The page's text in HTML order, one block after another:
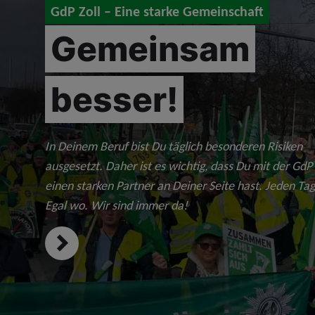
GdP Zoll – Eine starke Gemeinschaft
Gemeinsam
besser!
In Deinem Beruf bist Du täglich besonderen Risiken
ausgesetzt. Daher ist es wichtig, dass Du mit der GdP
einen starken Partner an Deiner Seite hast. Jeden
Egal wo. Wir sind immer da!